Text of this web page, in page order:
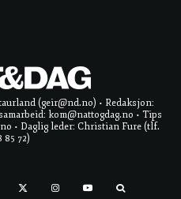
(geir@nd.no) • Redaksjon:
kom@nattogdag.no • Tips
• Daglig leder: Christian Fure (tlf.
85 72)